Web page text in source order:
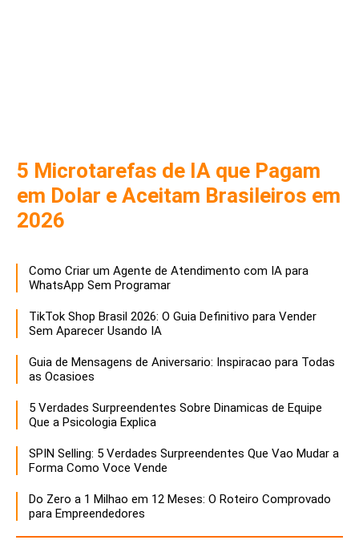
5 Microtarefas de IA que Pagam
em Dolar e Aceitam Brasileiros em
2026
Como Criar um Agente de Atendimento com IA para
WhatsApp Sem Programar
TikTok Shop Brasil 2026: O Guia Definitivo para Vender
Sem Aparecer Usando IA
Guia de Mensagens de Aniversario: Inspiracao para Todas
as Ocasioes
5 Verdades Surpreendentes Sobre Dinamicas de Equipe
Que a Psicologia Explica
SPIN Selling: 5 Verdades Surpreendentes Que Vao Mudar a
Forma Como Voce Vende
Do Zero a 1 Milhao em 12 Meses: O Roteiro Comprovado
para Empreendedores